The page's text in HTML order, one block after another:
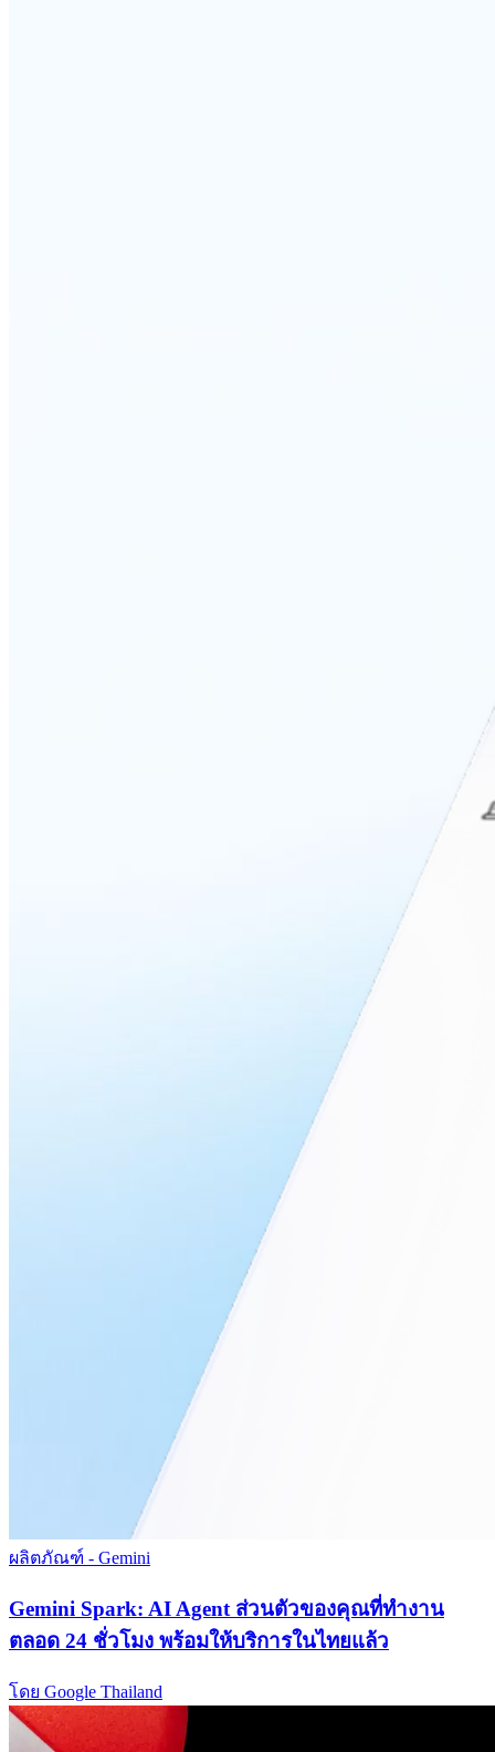
ผลิตภัณฑ์ - Gemini
Gemini Spark: AI Agent ส่วนตัวของคุณที่ทำงาน
ตลอด 24 ชั่วโมง พร้อมให้บริการในไทยแล้ว
โดย Google Thailand